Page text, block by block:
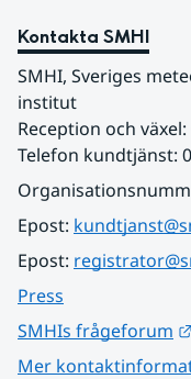
Kontakta SMHI
SMHI, Sveriges
institut
Reception och växel:
Telefon kundtjänst:
Epost:
Epost:
Press
SMHIs frågeforum
Mer